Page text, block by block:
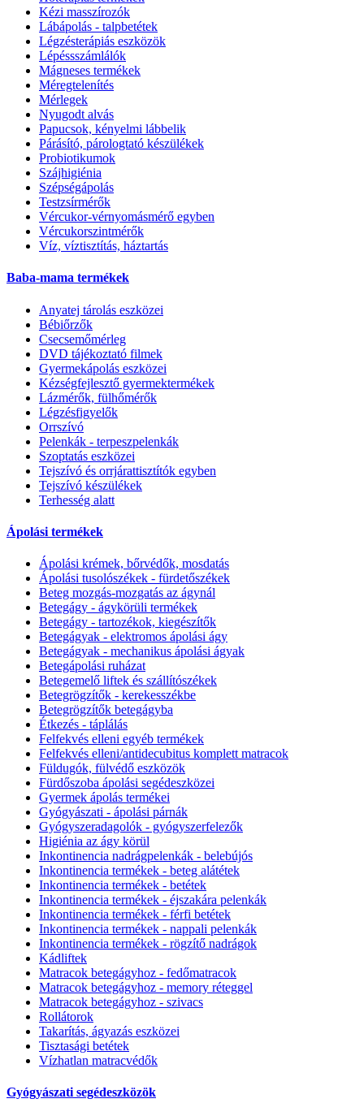
Kézi masszírozók
Lábápolás - talpbetétek
Légzésterápiás eszközök
Lépéssszámlálók
Mágneses termékek
Méregtelenítés
Mérlegek
Nyugodt alvás
Papucsok, kényelmi lábbelik
Párásító, párologtató készülékek
Probiotikumok
Szájhigiénia
Szépségápolás
Testzsírmérők
Vércukor-vérnyomásmérő egyben
Vércukorszintmérők
Víz, víztisztítás, háztartás
Baba-mama termékek
Anyatej tárolás eszközei
Bébiőrzők
Csecsemőmérleg
DVD tájékoztató filmek
Gyermekápolás eszközei
Kézségfejlesztő gyermektermékek
Lázmérők, fülhőmérők
Légzésfigyelők
Orrszívó
Pelenkák - terpeszpelenkák
Szoptatás eszközei
Tejszívó és orrjárattisztítók egyben
Tejszívó készülékek
Terhesség alatt
Ápolási termékek
Ápolási krémek, bőrvédők, mosdatás
Ápolási tusolószékek - fürdetőszékek
Beteg mozgás-mozgatás az ágynál
Betegágy - ágykörüli termékek
Betegágy - tartozékok, kiegészítők
Betegágyak - elektromos ápolási ágy
Betegágyak - mechanikus ápolási ágyak
Betegápolási ruházat
Betegemelő liftek és szállítószékek
Betegrögzítők - kerekesszékbe
Betegrögzítők betegágyba
Étkezés - táplálás
Felfekvés elleni egyéb termékek
Felfekvés elleni/antidecubitus komplett matracok
Füldugók, fülvédő eszközök
Fürdőszoba ápolási segédeszközei
Gyermek ápolás termékei
Gyógyászati - ápolási párnák
Gyógyszeradagolók - gyógyszerfelezők
Higiénia az ágy körül
Inkontinencia nadrágpelenkák - belebújós
Inkontinencia termékek - beteg alátétek
Inkontinencia termékek - betétek
Inkontinencia termékek - éjszakára pelenkák
Inkontinencia termékek - férfi betétek
Inkontinencia termékek - nappali pelenkák
Inkontinencia termékek - rögzítő nadrágok
Kádliftek
Matracok betegágyhoz - fedőmatracok
Matracok betegágyhoz - memory réteggel
Matracok betegágyhoz - szivacs
Rollátorok
Takarítás, ágyazás eszközei
Tisztasági betétek
Vízhatlan matracvédők
Gyógyászati segédeszközök